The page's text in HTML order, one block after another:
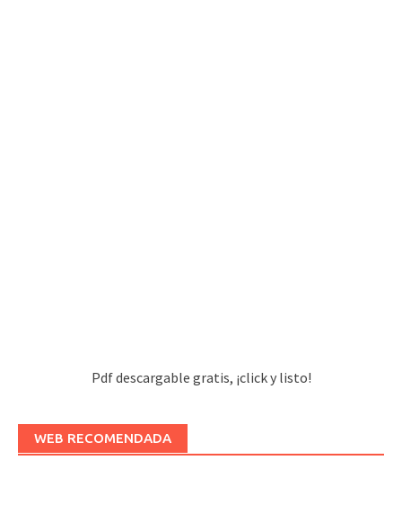
Pdf descargable gratis, ¡click y listo!
WEB RECOMENDADA